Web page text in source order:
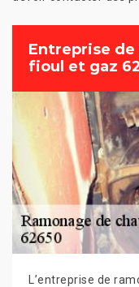
Entreprise
fioul et gaz
L’entreprise de